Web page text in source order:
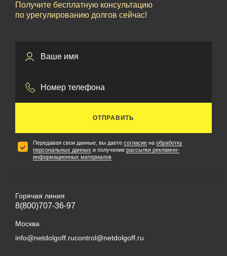
Получите бесплатную консультацию
по урегулированию долгов сейчас!
ОТПРАВИТЬ
Передавая свои данные, вы даете согласие на обработку
персональных данных и получение рассылки рекламно-
информационных материалов
Горячая линия
8(800)707-36-97
Москва
info@netdolgoff.rucontrol@netdolgoff.ru